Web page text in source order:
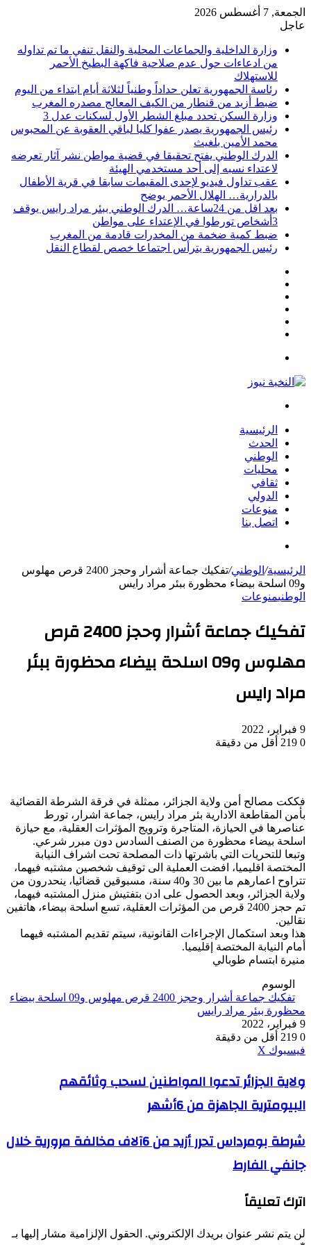
الجمعة, 7 أغسطس 2026
عاجل
وزارة الداخلية والجماعات المحلية والنقل تنفي ما تم تداوله
من ادعاءات حول عدم صلاحية فاكهة البطيخ الأحمر
للاستهلاك
رئاسة الجمهورية تعلن حداداً وطنياً لثلاثة أيام ابتداء من اليوم
ضبط أزيد من قنطار من الكيف المعالج مصدره المغرب
وزارة السكن تحدد مبلغ الشطر الأول لسكنات عدل 3
رئيس الجمهورية يصدر عفوا كليا لباقي العقوبة عن المحبوس
محمد الأمين بلغيث
الدرك الوطني يفتح تحقيقا في قضية مواطن نشر آثار تعرضه
لاعتداء نسبه إلى أحد مستخدمي الهيئة
عقب تداول فيديو لإحدى المقيمات سابقا في قرية الأطفال
بالدرارية… الهلال الأحمر يوضح
بعد اقل من 24ساعة… الدرك الوطني ببئر مراد رايس يوقف
3أشخاص تورطوا في الإعتداء على مواطن
ضبط كمية ضخمة من المخدرات قادمة من المغرب
رئيس الجمهورية يترأس اجتماعا خصص لقطاع النقل
الرئيسية
الحدث
الوطني
محليات
ثقافي
الدولي
منوعات
اتصل بنا
الرئيسية/ الوطني/
تفكيك جماعة أشرار وحجز 2400 قرص مهلوس
و09 اسلحة بيضاء محظورة ببئر مراد رايس
الوطنيمنوعات
تفكيك جماعة أشرار وحجز 2400 قرص
مهلوس و09 اسلحة بيضاء محظورة ببئر
مراد رايس
9 فبراير، 2022
0
أقل من دقيقة
فككت مصالح أمن ولاية الجزائر، ممثلة في فرقة الشرطة القضائية
بأمن المقاطعة الادارية بئر مراد رايس، جماعة اشرار، تورط
عناصرها في الحيازة، المتاجرة وترويج المؤثرات العقلية، مع حيازة
اسلحة بيضاء محظورة من الصنف السادس دون مبرر شرعي.
وتبعا للتحريات التي باشرتها ذات المصلحة تحت اشراف النيابة
المختصة اقليميا، افضت العملية الى توقيف شخصين مشتبه فيهما،
تتراوح اعمارهم ما بين 30 و40 سنة، مسبوقين قضائيا، ينحدرون من
ولاية الجزائر، وبعد الحصول على ادن بتفتيش منزل المشتبه فيهما،
تم حجز 2400 قرص من المؤثرات العقلية، تسع اسلحة بيضاء، هاتفين
نقالين.
هذا وبعد استكمال الإجراءات القانونية، سيتم تقديم المشتبه فيهما
أمام النيابة المختصة إقليميا.
منيرة ابتسام طوبالي
الوسوم
تفكيك جماعة أشرار وحجز 2400 قرص مهلوس و09 اسلحة بيضاء
محظورة ببئر مراد رايس
9 فبراير، 2022
0
أقل من دقيقة
فيسبوك ‫X
ولاية
الجزائر
تدعوا
المواطنين
وثائقهم
الجاهزة
6أشهر
ولاية الجزائر تدعوا المواطنين لسحب وثائقهم
البيومترية الجاهزة من 6أشهر
شرطة
بومرداس
تحرر
أزيد
6آلاف
مرورية
خلال
شرطة بومرداس تحرر أزيد من 6آلاف مخالفة مرورية خلال
جانفي الفارط
اترك تعليقاً
لن يتم نشر عنوان بريدك الإلكتروني. الحقول الإلزامية مشار إليها بـ